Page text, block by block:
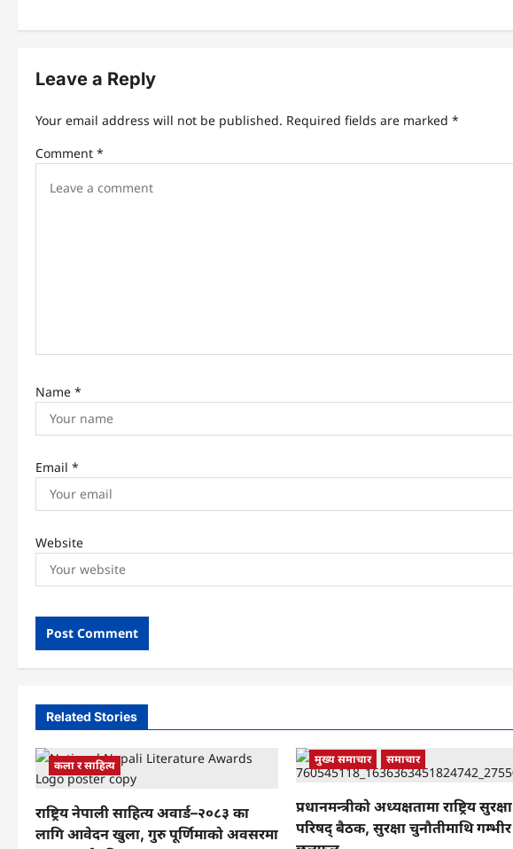
n
a
v
o
Leave a Reply
Your email address will not be published. Required fields are marked *
Comment *
Name *
Email *
Website
Related Stories
कला र साहित्य
राष्ट्रिय नेपाली साहित्य अवार्ड–२०८३ का
लागि आवेदन खुला, गुरु पूर्णिमाको अवसरमा
मुख्य समाचार समाचार
प्रधानमन्त्रीको अध्यक्षतामा राष्ट्रिय सुरक्षा
परिषद् बैठक, सुरक्षा चुनौतीमाथि गम्भीर